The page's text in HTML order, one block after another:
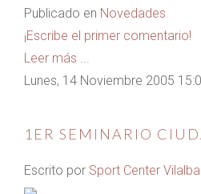
Publicado en Novedades
¡Escribe el primer comentario!
Leer más ...
Lunes, 14 Noviembre 2005
1ER SEMINARIO
Escrito por Sport Center Vilalba